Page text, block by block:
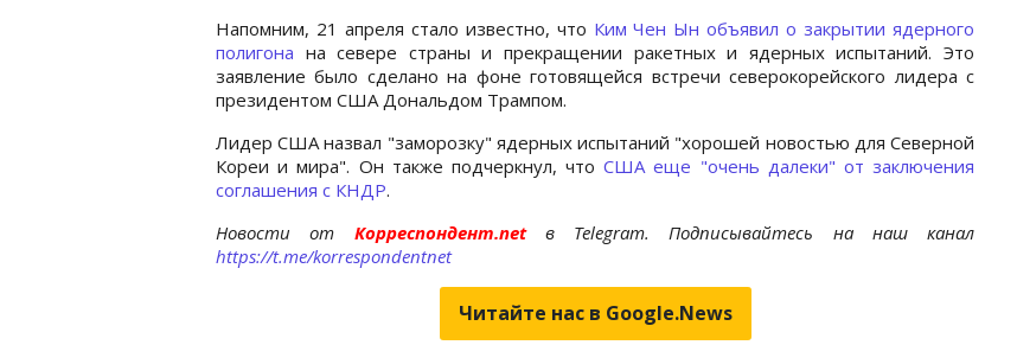
Напомним, 21 апреля стало известно, что Ким Чен Ын объявил о закрытии ядерного
полигона на севере страны и прекращении ракетных и ядерных испытаний. Это
заявление было сделано на фоне готовящейся встречи северокорейского лидера с
президентом США Дональдом Трампом.
Лидер США назвал "заморозку" ядерных испытаний "хорошей новостью для Северной
Кореи и мира". Он также подчеркнул, чтоСША еще "очень далеки" от заключения
соглашения с КНДР.
Новости от Корреспондент.net в Telegram. Подписывайтесь на наш канал
https://t.me/korrespondentnet
Читайте нас в Google.News